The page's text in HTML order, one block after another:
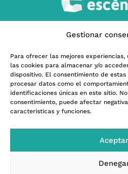
Gestionar
Para ofrecer las mejores
las cookies para almacenar y/o
dispositivo. El consentimiento de
procesar datos como el
identificaciones únicas en este sitio.
consentimiento, puede afectar
características y funciones.
Aceptar
w Contáctanos
l Subscríbete a
Programa kit Digital –
Europea -Next
INAEM, Ministerio de